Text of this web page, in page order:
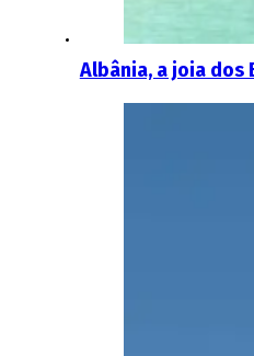
Albânia, a joia dos